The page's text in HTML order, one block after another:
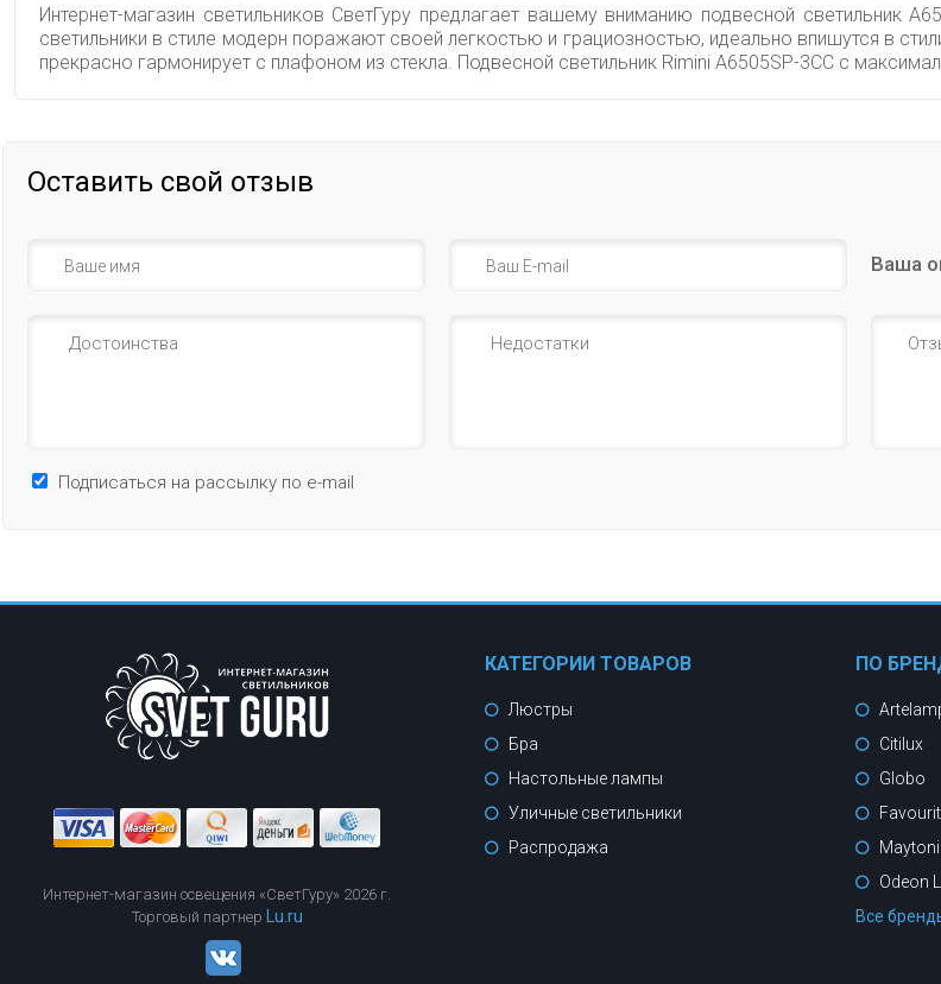
Интернет-магазин светильников СветГуру предлагает вашему вниманию подвесной светильник
светильники в стиле модерн поражают своей легкостью и грациозностью, идеально впишутся в
прекрасно гармонирует с плафоном из стекла. Подвесной светильник Rimini A6505SP-3CC с
Оставить свой отзыв
Ваша
Подписаться на рассылку по e-mail
Интернет-магазин освещения «СветГуру» 2026 г.
Торговый партнер
Lu.ru
КАТЕГОРИИ ТОВАРОВ
Люстры
Бра
Настольные лампы
Уличные светильники
Распродажа
ПО
Citilux
Globo
Maytoni
Odeon
Все